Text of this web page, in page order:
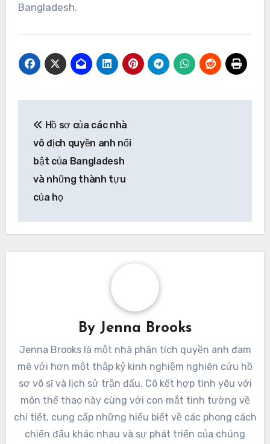
Bangladesh.
navigation
Hồ sơ của các nhà
vô địch quyền anh nổi
bật của Bangladesh
và những thành tựu
của họ
By Jenna Brooks
Jenna Brooks là một nhà phân tích quyền anh đam
mê với hơn một thập kỷ kinh nghiệm nghiên cứu hồ
sơ võ sĩ và lịch sử trận đấu. Cô kết hợp tình yêu với
môn thể thao này cùng với con mắt tinh tường về
chi tiết, cung cấp những hiểu biết về các phong cách
chiến đấu khác nhau và sự phát triển của chúng